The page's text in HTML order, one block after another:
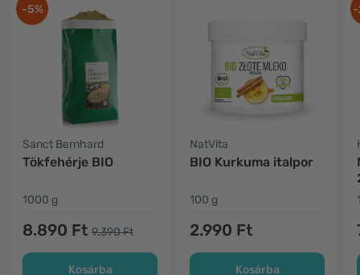
-5%
Sanct Bernhard
Tökfehérje BIO
1000 g
8.890 Ft 9.390 Ft
Kosárba
NatVita
BIO Kurkuma italpor
100 g
2.990 Ft
Kosárba
-